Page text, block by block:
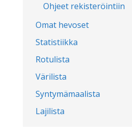
Ohjeet rekisteröintiin
Omat hevoset
Statistiikka
Rotulista
Värilista
Syntymämaalista
Lajilista